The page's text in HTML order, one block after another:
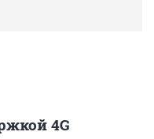
4G